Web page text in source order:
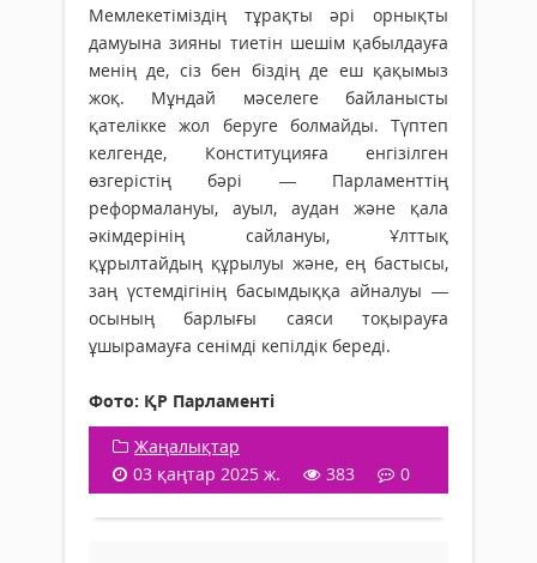
Мемлекетіміздің тұрақты әрі орнықты
дамуына зияны тиетін шешім қабылдауға
менің де, сіз бен біздің де еш қақымыз
жоқ. Мұндай мәселеге байланысты
қателікке жол беруге болмайды. Түптеп
келгенде, Конс­титуцияға енгізілген
өзгерістің бәрі — Парламенттің
реформалануы, ауыл, аудан және қала
әкімдерінің сайлануы, Ұлттық
құрылтайдың құрылуы және, ең бастысы,
заң үстемдігінің басымдыққа айналуы —
осының барлығы саяси тоқырауға
ұшырамауға сенімді кепілдік береді.
Фото: ҚР Парламенті
Жаңалықтар
03 қаңтар 2025 ж.
383 0